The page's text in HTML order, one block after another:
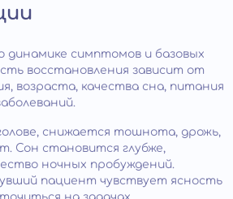
симптомов и базовых
восстановления зависит от
возраста, качества сна, питания
снижается тошнота, дрожь,
Сон становится глубже,
ночных пробуждений.
пациент чувствует ясность